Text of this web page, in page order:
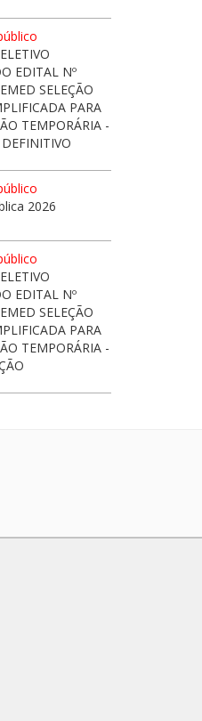
EDITAL Nº
SELEÇÃO
PARA
TEMPORÁRIA -
2026
EDITAL Nº
SELEÇÃO
PARA
TEMPORÁRIA -